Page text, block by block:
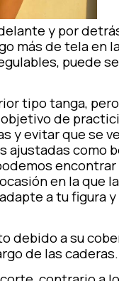
y por
más de tela en
puede
tipo tanga,
de
y evitar que se
ajustadas como
en la que
a tu figura
debido a su
de las caderas.